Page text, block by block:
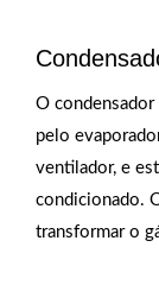
O
pelo
ventilador, e
condicionado.
transformar o